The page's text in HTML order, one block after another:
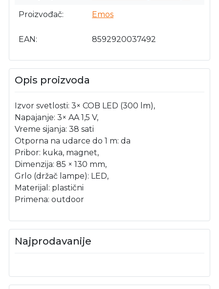
Proizvođač Emos
EAN 8592920037492
Opis proizvoda
Izvor svetlosti: 3× COB LED (300 lm),
Napajanje: 3× AA 1,5 V,
Vreme sijanja: 38 sati
Otporna na udarce do 1 m: da
Pribor: kuka, magnet,
Dimenzija: 85 × 130 mm,
Grlo (držač lampe): LED,
Materijal: plastični
Primena: outdoor
Najprodavanije